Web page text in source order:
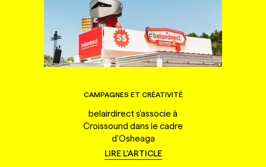
CAMPAGNES ET CRÉATIVITÉ
belairdirect s'associe à
Croissound dans le cadre
d'Osheaga
LIRE L'ARTICLE